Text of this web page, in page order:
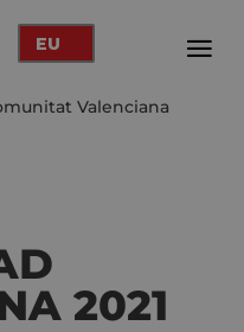
EU
2021